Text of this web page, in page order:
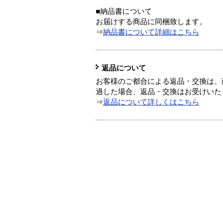
■納品書について
お届けする商品に同梱致します。
⇒納品書について詳細はこちら
返品について
お客様のご都合による返品・交換は
過した場合、返品・交換はお受けいた
⇒返品について詳しくはこちら